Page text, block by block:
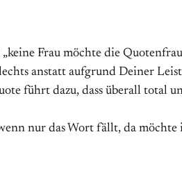
Frau möchte die
anstatt aufgrund Deiner
führt dazu, dass überall total
nur das Wort fällt, da